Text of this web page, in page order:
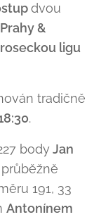
dvou
&
ligu
tradičně
.
bodyJan
191, 33
Antonínem